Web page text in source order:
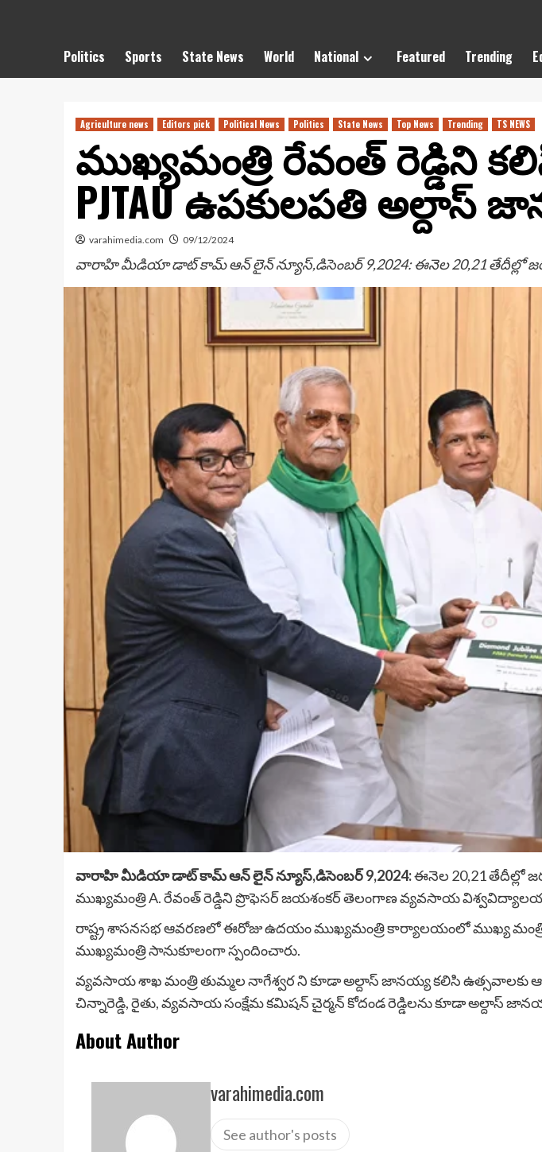
Politics Sports State News World National Featured Trending
Agriculture news Editors pick Political News Politics State News Top News Trending TS NEWS
ముఖ్యమంత్రి రేవంత్ రెడ్డిని
PJTAU ఉపకులపతి అల్దాస్
varahimedia.com 09/12/2024
వారాహి మీడియా డాట్ కామ్ ఆన్ లైన్ న్యూస్,డిసెంబర్ 9,2024: ఈనెల 20,21 తేదీల్లో
వారాహి మీడియా డాట్ కామ్ ఆన్ లైన్ న్యూస్,డిసెంబర్ 9,2024:ఈనెల 20,21 తేదీల్లో
ముఖ్యమంత్రి A. రేవంత్ రెడ్డిని ప్రొఫెసర్ జయశంకర్ తెలంగాణ వ్యవసాయ
రాష్ట్ర శాసనసభ ఆవరణలో ఈరోజు ఉదయం ముఖ్యమంత్రి కార్యాలయంలో ముఖ్య
ముఖ్యమంత్రి సానుకూలంగా స్పందించారు.
వ్యవసాయ శాఖ మంత్రి తుమ్మల నాగేశ్వర ని కూడా అల్దాస్ జానయ్య కలిసి ఉత్సవాలకు
చిన్నారెడ్డి, రైతు, వ్యవసాయ సంక్షేమ కమిషన్ చైర్మన్ కోదండ రెడ్డిలను కూడా అల్దాస్
About Author
varahimedia.com
See author's posts